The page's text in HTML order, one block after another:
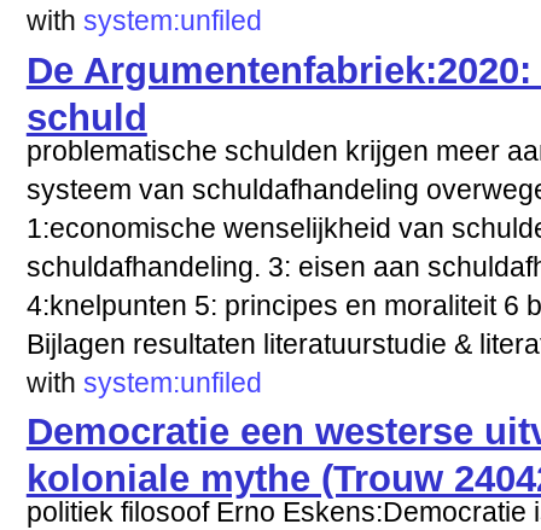
with system:unfiled
De
schuld
problematische schulden krijgen meer
systeem van schuldafhandeling
1:economische wenselijkheid van
schuldafhandeling. 3: eisen aan
4:knelpunten 5: principes en moraliteit 6
Bijlagen resultaten literatuurstudie &
with system:unfiled
Democratie een westerse
koloniale mythe (Trouw
politiek filosoof Erno Eskens:Democratie